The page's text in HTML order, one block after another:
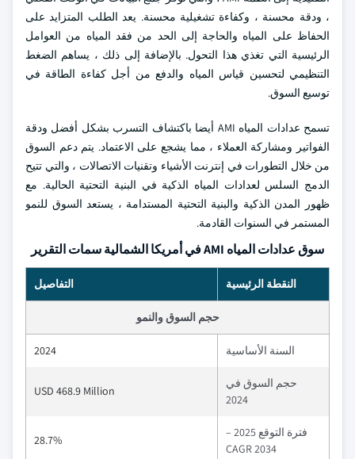
، ودقة محسنة ، وكفاءة تشغيلية محسنة. يعد الطلب المتزايد على
الحفاظ على المياه والحاجة إلى الحد من فقد المياه من العوامل
الرئيسية التي تغذي هذا التحول. بالإضافة إلى ذلك ، يساهم الضغط
التنظيمي لتحسين قياس المياه والدفع من أجل كفاءة الطاقة في
توسيع السوق.
تسمح عدادات المياه AMI أيضا باكتشاف التسرب بشكل أفضل ودقة
الفواتير ومشاركة العملاء ، مما يشجع على الاعتماد. يتم دعم السوق
من خلال التطورات في إنترنت الأشياء وتقنيات الاتصالات ، والتي تتيح
الدمج السلس لعدادات المياه الذكية في البنية التحتية الحالية. مع
ظهور المدن الذكية والبنية التحتية المستدامة ، يستعد السوق للنمو
المستمر في السنوات القادمة.
سوق عدادات المياه AMI في أمريكا الشمالية سمات التقرير
النقطة الرئيسية التفاصيل
حجم السوق والنمو
السنة الأساسية 2024
حجم السوق في
2024
USD 468.9 Million
فترة التوقع 2025 –
2034 CAGR
28.7%